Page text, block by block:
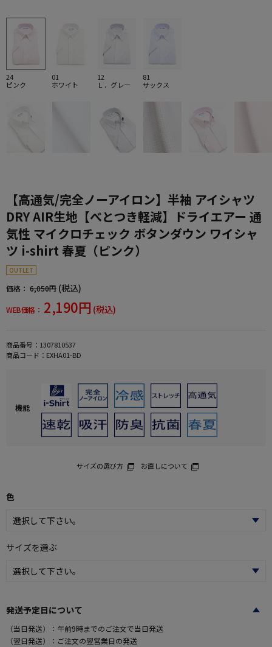
24
ピンク
01
ホワイト
12
Ｌ．グレー
81
サックス
【高通気/完全ノーアイロン】半袖 アイシャツ
DRY AIR生地【べとつき軽減】ドライエアー 通
気性 マイクロチェック ボタンダウン ワイシャ
ツ i-shirt 春夏（ピンク）
OUTLET
価格： 6,050円 (税込)
WEB価格： 2,190円 (税込)
商品番号： 1307810537
商品コード： EXHA01-BD
機能
サイズの選び方 お直しについて
色
サイズを選ぶ
発送予定日について
（当日発送）：午前9時までのご注文で当日発送
（翌日発送）：ご注文の翌営業日の発送